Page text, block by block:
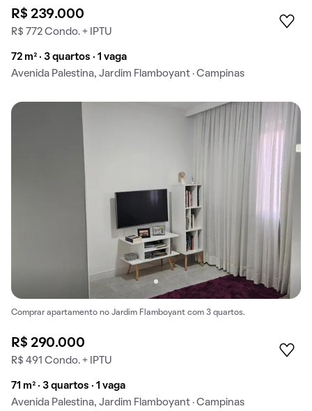
R$ 239.000
R$ 772 Condo. + IPTU
72 m² · 3 quartos · 1 vaga
Avenida Palestina, Jardim Flamboyant · Campinas
Comprar apartamento no Jardim Flamboyant com 3 quartos.
R$ 290.000
R$ 491 Condo. + IPTU
71 m² · 3 quartos · 1 vaga
Avenida Palestina, Jardim Flamboyant · Campinas